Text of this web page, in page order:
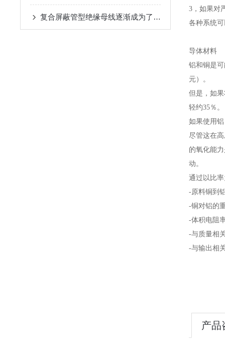
复合屏蔽管型绝缘母线逐渐成为了电力系统中不可少的一部分
3，如果对
各种系统
导体材料
铝和铜是
元）。
但是，如
轻约35％。
如果使用
尽管这在
的氧化能
动。
通过以比
-原料铜到
-铜对铝的
-体积电阻
-与质量相
-与输出相
产品